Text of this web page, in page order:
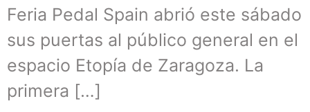
Feria Pedal Spain abrió este sábado
sus puertas al público general en el
espacio Etopía de Zaragoza. La
primera […]